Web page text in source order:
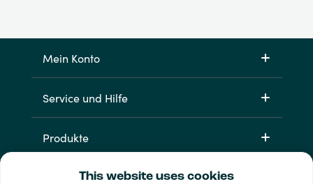
This website uses cookies
Mein Konto
Service und Hilfe
Produkte